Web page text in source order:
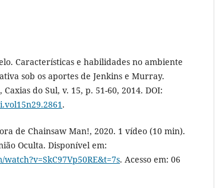
Características e habilidades no ambiente
sob os aportes de Jenkins e Murray.
do Sul, v. 15, p. 51-60, 2014. DOI:
.
de Chainsaw Man!, 2020. 1 vídeo (10 min).
Oculta. Disponível em:
. Acesso em: 06